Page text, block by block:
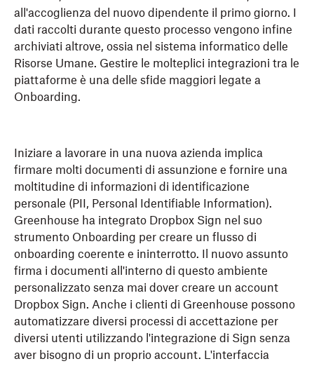
all'accoglienza del nuovo dipendente il primo giorno. I
dati raccolti durante questo processo vengono infine
archiviati altrove, ossia nel sistema informatico delle
Risorse Umane. Gestire le molteplici integrazioni tra le
piattaforme è una delle sfide maggiori legate a
Onboarding.
Iniziare a lavorare in una nuova azienda implica
firmare molti documenti di assunzione e fornire una
moltitudine di informazioni di identificazione
personale (PII, Personal Identifiable Information).
Greenhouse ha integrato Dropbox Sign nel suo
strumento Onboarding per creare un flusso di
onboarding coerente e ininterrotto. Il nuovo assunto
firma i documenti all'interno di questo ambiente
personalizzato senza mai dover creare un account
Dropbox Sign. Anche i clienti di Greenhouse possono
automatizzare diversi processi di accettazione per
diversi utenti utilizzando l'integrazione di Sign senza
aver bisogno di un proprio account. L'interfaccia